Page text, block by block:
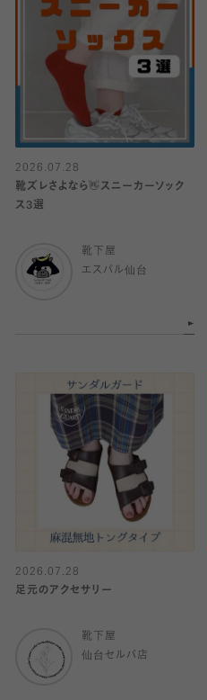
2026.07.28
靴ズレさよなら👋スニーカーソック
ス3選
靴下屋
エスパル仙台
2026.07.28
足元のアクセサリー
靴下屋
仙台セルバ店